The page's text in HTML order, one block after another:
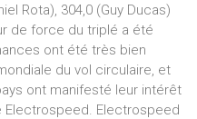
Rota), 304,0 (Guy Ducas)
de force du triplé a été
ont été très bien
du vol circulaire, et
ont manifesté leur intérêt
Electrospeed. Electrospeed